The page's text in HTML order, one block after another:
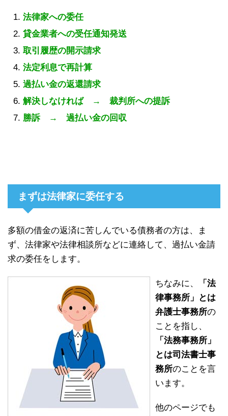
法律家への委任
貸金業者への受任通知発送
取引履歴の開示請求
法定利息で再計算
過払い金の返還請求
解決しなければ → 裁判所への提訴
勝訴 → 過払い金の回収
まずは法律家に委任する
多額の借金の返済に苦しんでいる債務者の方は、ま
ず、法律家や法律相談所などに連絡して、過払い金請
求の委任をします。
ちなみに、
「法
律事務所」とは
弁護士事務所の
ことを指し、
「法務事務所」
とは司法書士事
務所のことを言
います。
他のページでも